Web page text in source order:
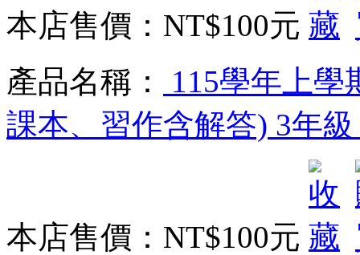
本店售價： NT$100元
產品名稱：
115學年上學
課本、習作含解答) 3年
本店售價： NT$100元